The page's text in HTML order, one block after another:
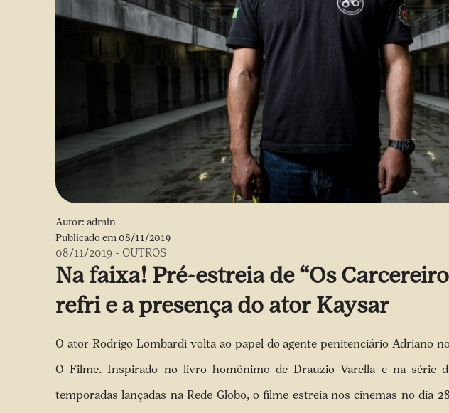
Autor: admin
Publicado em08/11/2019
08/11/2019 - OUTROS
Na faixa! Pré-estreia de “Os
refri e a presença do ator Kaysar
O ator Rodrigo Lombardi volta ao papel do agente penitenciário Adriano
O Filme. Inspirado no livro homônimo de Drauzio Varella e na série
temporadas lançadas na Rede Globo, o filme estreia nos cinemas no dia